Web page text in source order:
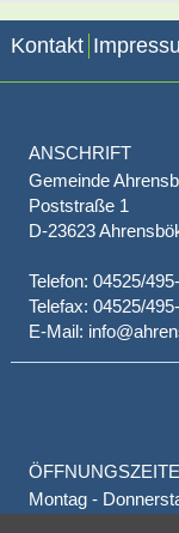
Kontakt
ANSCHRIFT
Gemeinde
Poststraße 1
D-23623
Telefon: 04525/
Telefax: 04525/
E-Mail:
Montag -